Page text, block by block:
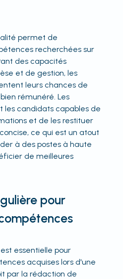
permet de
recherchées sur
des capacités
et de gestion, les
leurs chances de
rémunéré. Les
les candidats capables de
et de les restituer
ce qui est un atout
à des postes à haute
de meilleures
pour
essentielle pour
acquises lors d'une
par la rédaction de